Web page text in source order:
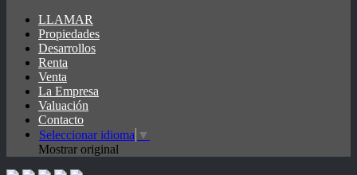
LLAMAR
Propiedades
Desarrollos
Renta
Venta
La Empresa
Valuación
Contacto
Seleccionar idioma ▼
Mostrar original